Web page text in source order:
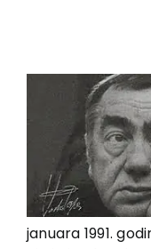
About us
In preparation
Sale
Authors
News
januara 1991.